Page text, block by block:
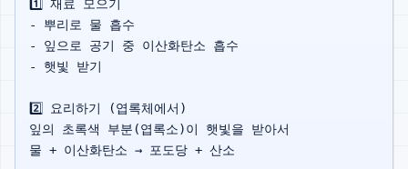
1️⃣ 재료 모으기
- 뿌리로 물 흡수
- 잎으로 공기 중 이산화탄소 흡수
- 햇빛 받기
2️⃣ 요리하기 (엽록체에서)
잎의 초록색 부분(엽록소)이 햇빛을 받아서
물 + 이산화탄소 → 포도당 + 산소